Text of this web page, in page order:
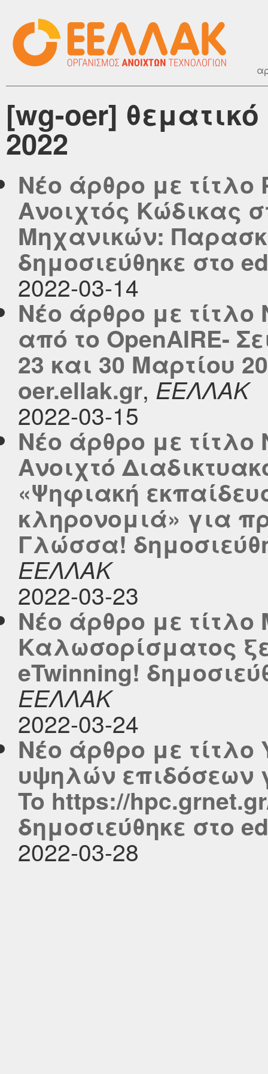
[wg-oer]
2022
Νέο άρθρο με τίτλο
Ανοιχτός Κώδικας
Μηχανικών:
δημοσιεύθηκε στο
2022-03-14
Νέο άρθρο με τίτλο
από το OpenAIRE-
23 και 30 Μαρτίου
oer.ellak.gr, ΕΕΛΛΑΚ
2022-03-15
Νέο άρθρο με
Ανοιχτό
«Ψηφιακή
κληρονομιά» για
Γλώσσα!
ΕΕΛΛΑΚ
2022-03-23
Νέο άρθρο με τίτλο
Καλωσορίσματος
eTwinning!
ΕΕΛΛΑΚ
2022-03-24
Νέο άρθρο με
υψηλών επιδόσεων
To https://
δημοσιεύθηκε στο
2022-03-28